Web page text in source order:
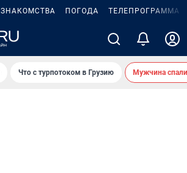
ЗНАКОМСТВА ПОГОДА ТЕЛЕПРОГРАММА
Что с турпотоком в Грузию Мужчина